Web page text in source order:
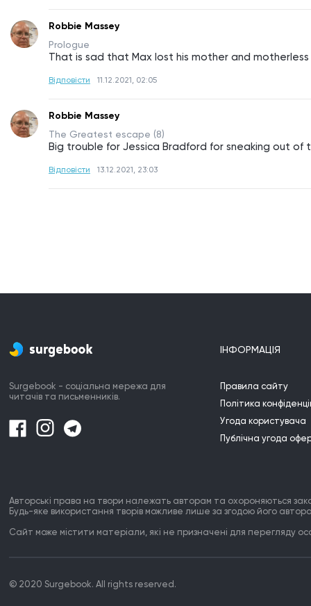
Robbie Massey
Prologue
That is sad that Max lost his mother and motherless
Відповісти 11.12.2021, 02:05
Robbie Massey
The Greatest escape (8)
Big trouble for Jessica Bradford for sneaking out of
Відповісти 13.12.2021, 23:03
Surgebook - соціальна мережа для
читачів та письменників.
ІНФОРМАЦІЯ
Правила сайту
Політика
Угода користувача
Публічна угода
Авторські права на твори належать авторам та охороняються
Будь-яке використання творів можливе лише за згодою його
Сайт може містити матеріали, які не призначені для перегляду
© 2020 Surgebook. All rights reserved.